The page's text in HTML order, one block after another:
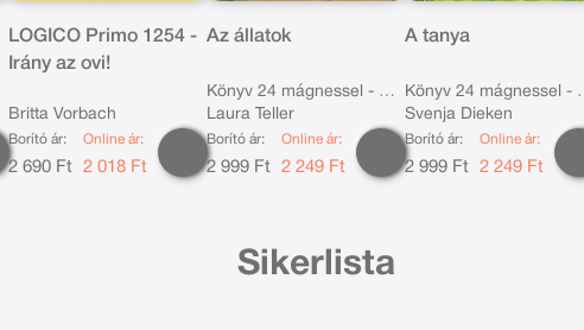
LOGICO Primo 1254 -
Irány az ovi!
Britta Vorbach
Borító ár:
2 690 Ft
Online ár:
2 018 Ft
Az állatok
Könyv 24 mágnessel - 3
éves kortól
Laura Teller
Borító ár:
2 999 Ft
Online ár:
2 249 Ft
A tanya
Könyv 24 mágnessel -
éves kortól
Svenja Dieken
Borító ár:
2 999 Ft
Online ár:
2 249 Ft
Sikerlista